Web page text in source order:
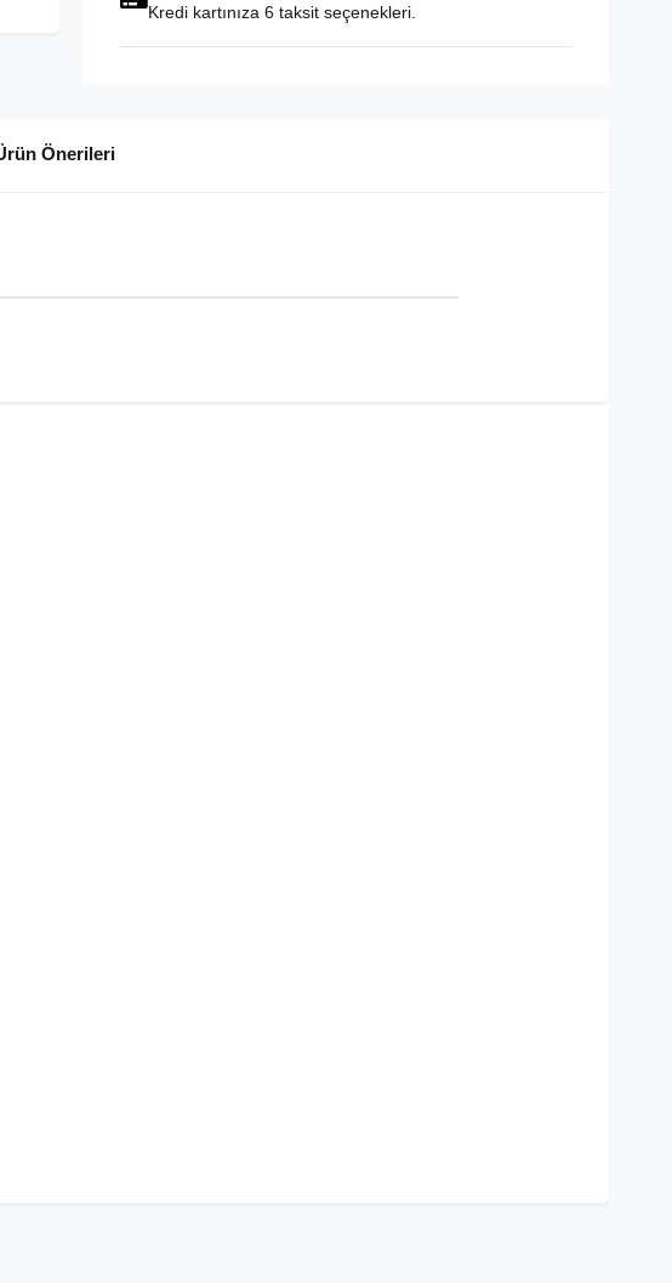
Kredi kartınıza 6 taksit seçenekleri.
Önerileri